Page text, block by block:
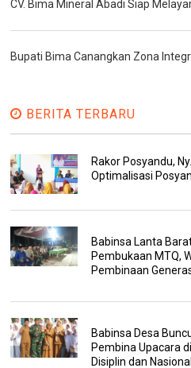
CV. Bima Mineral Abadi Siap
Bupati Bima Canangkan Zona
BERITA TERBARU
Rakor Posyandu,
Optimalisasi
Babinsa Lanta
Pembukaan MTQ,
Pembinaan
Babinsa Desa
Pembina Upacara
Disiplin dan